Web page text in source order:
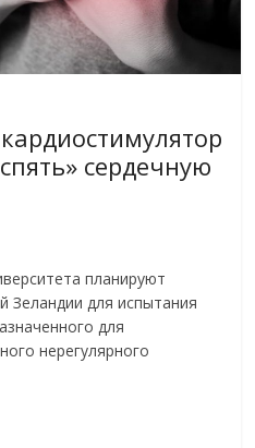
сердечную
планируют
Зеландии для испытания
для
нерегулярного